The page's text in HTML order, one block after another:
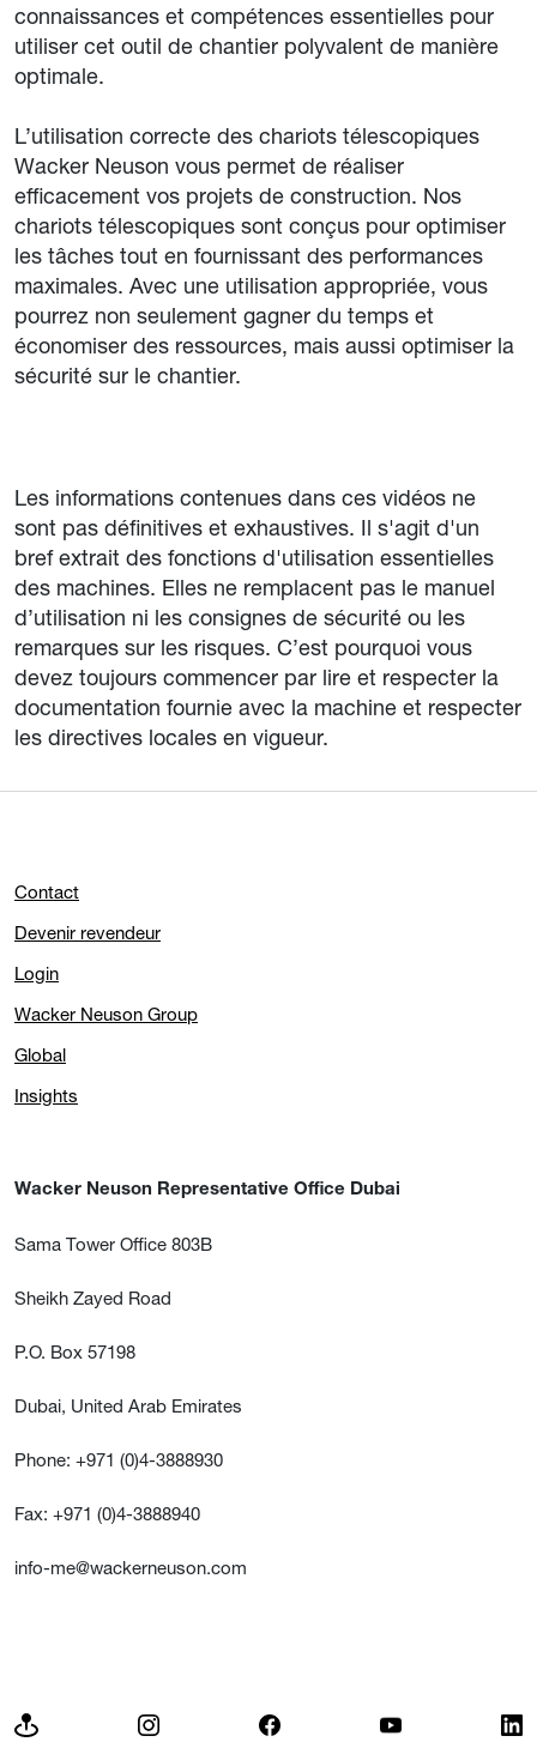
connaissances et compétences essentielles pour
utiliser cet outil de chantier polyvalent de manière
optimale.
L’utilisation correcte des chariots télescopiques
Wacker Neuson vous permet de réaliser
efficacement vos projets de construction. Nos
chariots télescopiques sont conçus pour optimiser
les tâches tout en fournissant des performances
maximales. Avec une utilisation appropriée, vous
pourrez non seulement gagner du temps et
économiser des ressources, mais aussi optimiser la
sécurité sur le chantier.
Les informations contenues dans ces vidéos ne
sont pas définitives et exhaustives. Il s'agit d'un
bref extrait des fonctions d'utilisation essentielles
des machines. Elles ne remplacent pas le manuel
d’utilisation ni les consignes de sécurité ou les
remarques sur les risques. C’est pourquoi vous
devez toujours commencer par lire et respecter la
documentation fournie avec la machine et respecter
les directives locales en vigueur.
Contact
Devenir revendeur
Login
Wacker Neuson Group
Global
Insights
Wacker Neuson Representative Office Dubai
Sama Tower Office 803B
Sheikh Zayed Road
P.O. Box 57198
Dubai, United Arab Emirates
Phone: +971 (0)4-3888930
Fax: +971 (0)4-3888940
info-me@wackerneuson.com